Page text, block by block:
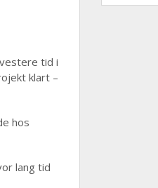
tid i
klart –
hos
lang tid